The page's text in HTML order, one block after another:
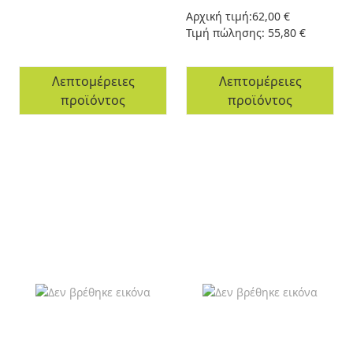
Λεπτομέρειες
προϊόντος
Αρχική τιμή:62,00 €
Τιμή πώλησης: 55,80 €
Λεπτομέρειες
προϊόντος